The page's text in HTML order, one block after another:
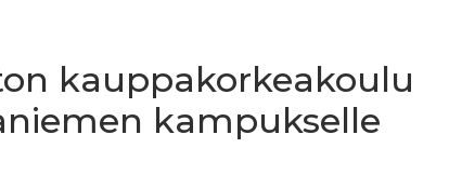
kauppakorkeakoulu
kampukselle